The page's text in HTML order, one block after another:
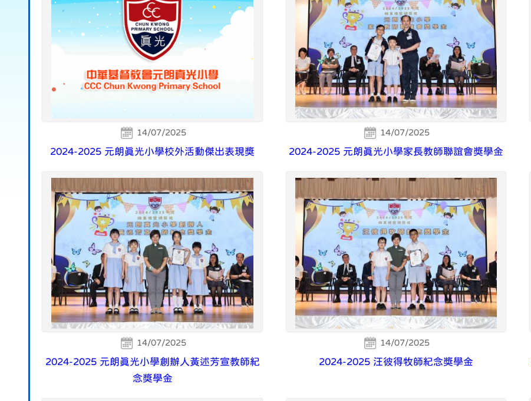
14/07/2025
2024-2025 元朗真光小學校外活動傑出表現獎
14/07/2025
2024-2025 元朗真光小學家長教師聯誼會獎學金
14/07/2025
2024-2025 元朗真光小學創辦人黃述芳宣教師紀
念獎學金
14/07/2025
2024-2025 汪彼得牧師紀念獎學金